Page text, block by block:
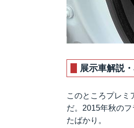
展示車解説
このところプレミ
だ。2015年秋の
たばかり。